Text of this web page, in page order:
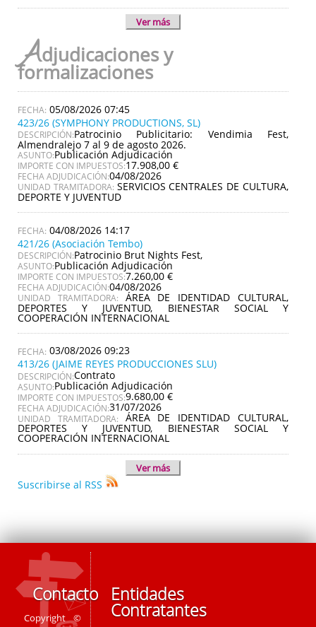
Ver más
Adjudicaciones y
formalizaciones
05/08/2026 07:45
423/26 (SYMPHONY PRODUCTIONS, SL)
DESCRIPCIÓN:Patrocinio Publicitario: Vendimia Fest,
Almendralejo 7 al 9 de agosto 2026.
ASUNTO:Publicación Adjudicación
IMPORTE CON IMPUESTOS:17.908,00 €
FECHA ADJUDICACIÓN:04/08/2026
UNIDAD TRAMITADORA: SERVICIOS CENTRALES DE CULTURA,
DEPORTE Y JUVENTUD
04/08/2026 14:17
421/26 (Asociación Tembo)
DESCRIPCIÓN:Patrocinio Brut Nights Fest,
ASUNTO:Publicación Adjudicación
IMPORTE CON IMPUESTOS:7.260,00 €
FECHA ADJUDICACIÓN:04/08/2026
UNIDAD TRAMITADORA: ÁREA DE IDENTIDAD CULTURAL,
DEPORTES Y JUVENTUD, BIENESTAR SOCIAL Y
COOPERACIÓN INTERNACIONAL
03/08/2026 09:23
413/26 (JAIME REYES PRODUCCIONES SLU)
DESCRIPCIÓN:Contrato
ASUNTO:Publicación Adjudicación
IMPORTE CON IMPUESTOS:9.680,00 €
FECHA ADJUDICACIÓN:31/07/2026
UNIDAD TRAMITADORA: ÁREA DE IDENTIDAD CULTURAL,
DEPORTES Y JUVENTUD, BIENESTAR SOCIAL Y
COOPERACIÓN INTERNACIONAL
Ver más
Suscribirse al RSS
Contacto
Copyright ©
Entidades
Contratantes